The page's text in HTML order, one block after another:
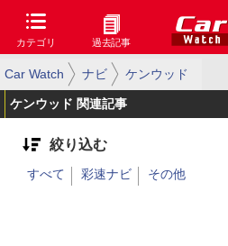
カテゴリ 過去記事
Car Watch ナビ ケンウッド
ケンウッド 関連記事
絞り込む
すべて 彩速ナビ その他